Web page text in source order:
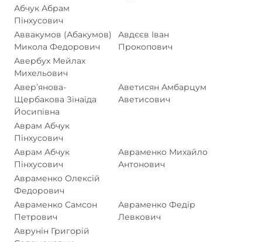
Абчук Абрам
Пінхусович
Аввакумов (Абакумов)
Микола Федорович
Авдєєв Іван
Прокопович
Авербух Мейлах
Михельович
Авер’янова-
Щербакова Зінаїда
Йосипівна
Аветисян Амбарцум
Аветисович
Аврам Абчук
Пінхусович
Аврам Абчук
Пінхусович
Авраменко Михайло
Антонович
Авраменко Олексій
Федорович
Авраменко Самсон
Петрович
Авраменко Федір
Левкович
Аврунін Григорій